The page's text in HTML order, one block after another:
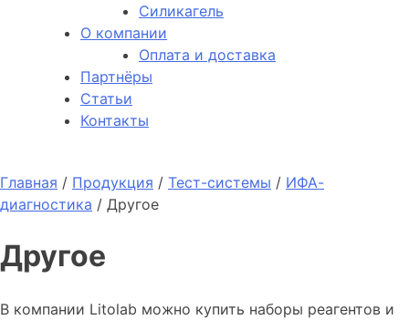
Силикагель
О компании
Оплата и доставка
Партнёры
Статьи
Контакты
Главная / Продукция / Тест-системы / ИФА-
диагностика / Другое
Другое
В компании Litolab можно купить наборы реагентов и